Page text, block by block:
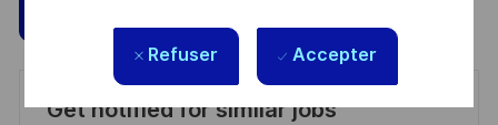
Refuser Accepter
Get notified for similar jobs